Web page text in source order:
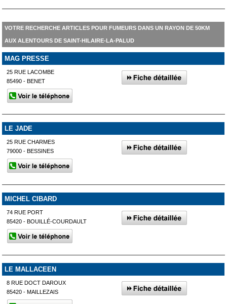
VOTRE RECHERCHE ARTICLES POUR FUMEURS DANS UN RAYON DE 50KM
AUX ALENTOURS DE SAINT-HILAIRE-LA-PALUD
MAG PRESSE
25 RUE LACOMBE
85490 - BENET
LE JADE
25 RUE CHARMES
79000 - BESSINES
MICHEL CIBARD
74 RUE PORT
85420 - BOUILLÉ-COURDAULT
LE MALLACEEN
8 RUE DOCT DAROUX
85420 - MAILLEZAIS